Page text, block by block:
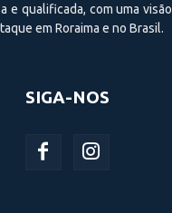
e qualificada, com uma
em Roraima e no Brasil.
SIGA-NOS